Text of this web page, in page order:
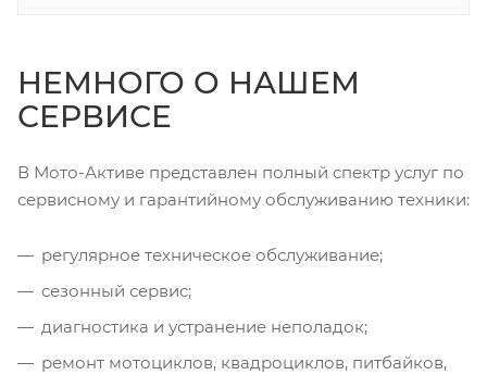
НЕМНОГО О НАШЕМ
СЕРВИСЕ
В Мото-Активе представлен полный спектр услуг по
сервисному и гарантийному обслуживанию техники:
регулярное техническое обслуживание;
сезонный сервис;
диагностика и устранение неполадок;
ремонт мотоциклов, квадроциклов, питбайков,